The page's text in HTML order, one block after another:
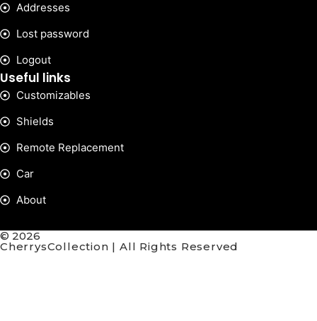
Addresses
Lost password
Logout
Useful links
Customizables
Shields
Remote Replacement
Car
About
© 2026
CherrysCollection | All Rights Reserved